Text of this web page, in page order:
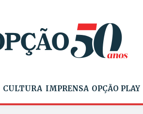
CULTURA IMPRENSA OPÇÃO PLAY